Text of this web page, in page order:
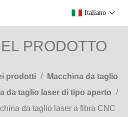
Italiano
PRODOTTO
prodotti /
Macchina da taglio
da taglio laser di tipo aperto /
da taglio laser a fibra CNC